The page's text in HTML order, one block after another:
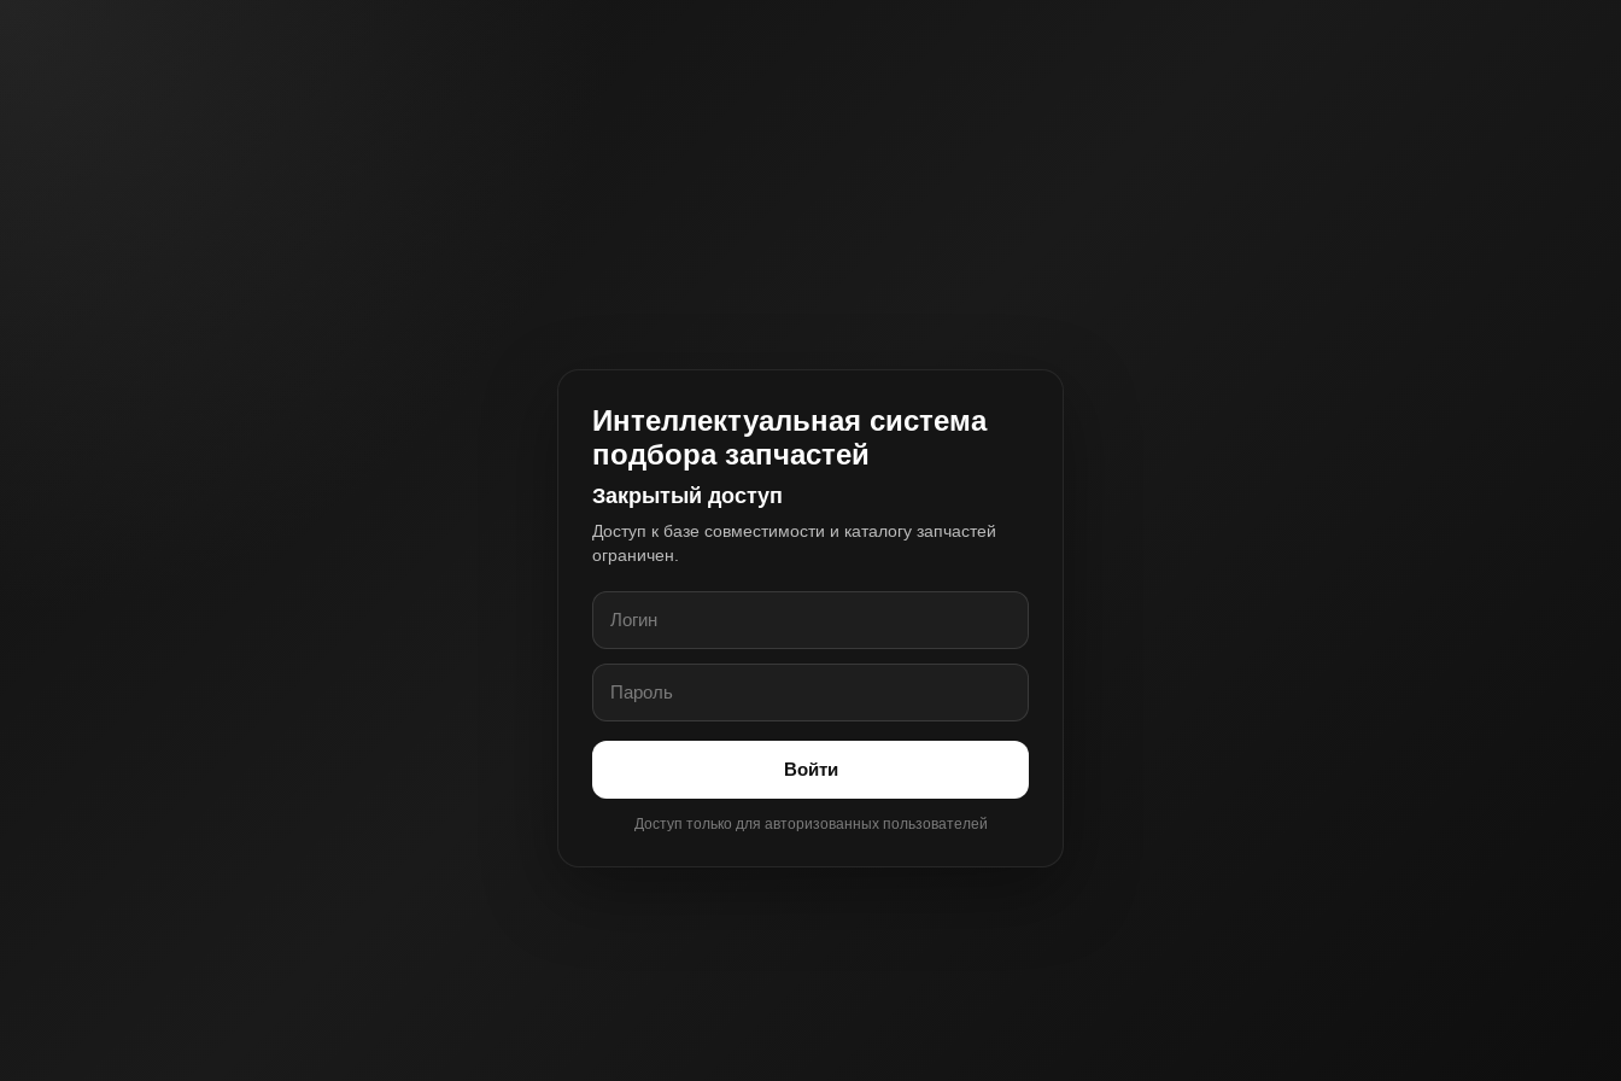
Интеллектуальная система
подбора запчастей
Закрытый доступ
Доступ к базе совместимости и каталогу запчастей
ограничен.
Войти
Доступ только для авторизованных пользователей